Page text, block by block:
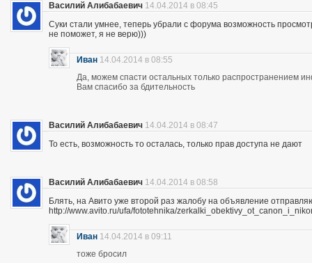
Василий Алибабаевич 14.04.2014 в 08:45
Суки стали умнее, теперь убрали с форума возможность
не поможет, я не верю)))
Иван 14.04.2014 в 08:55
Да, можем спасти остальных только распространением
Вам спасибо за бдительность
Василий Алибабаевич 14.04.2014 в 08:47
То есть, возможность то осталась, только прав доступа не дают
Василий Алибабаевич 14.04.2014 в 08:58
Блять, на Авито уже второй раз жалобу на объявление
http://www.avito.ru/ufa/fototehnika/
Иван 14.04.2014 в 09:11
тоже бросил